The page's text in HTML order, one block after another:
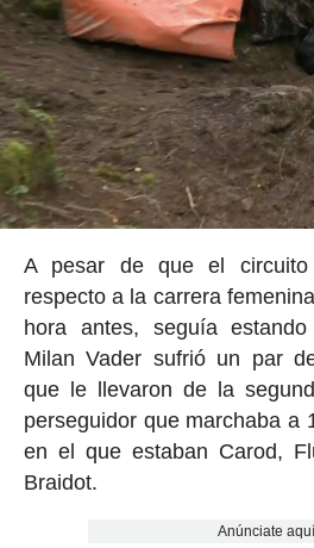
A pesar de que el circuito
respecto a la carrera
hora antes, seguía
Milan Vader sufrió un par
que le llevaron de la
perseguidor que marchaba a
en el que estaban Carod,
Braidot.
Anúnciate aquí